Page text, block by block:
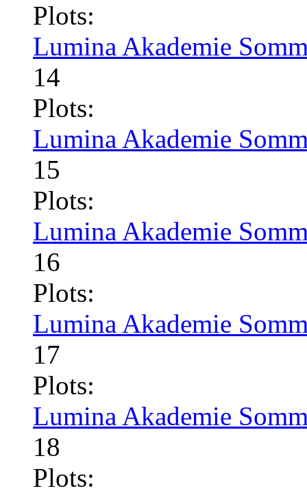
Plots:
Lumina Akademie
14
Plots:
Lumina Akademie
15
Plots:
Lumina Akademie
16
Plots:
Lumina Akademie
17
Plots:
Lumina Akademie
18
Plots: